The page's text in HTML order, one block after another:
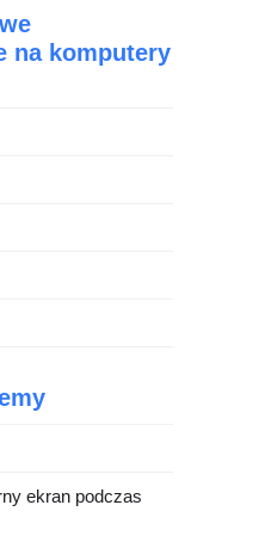
na komputery
ekran podczas